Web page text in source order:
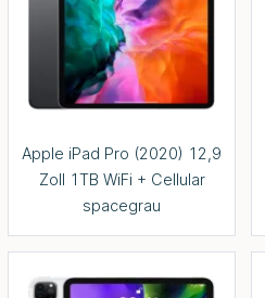
Apple iPad Pro (2020) 12,9
Zoll 1TB WiFi + Cellular
spacegrau